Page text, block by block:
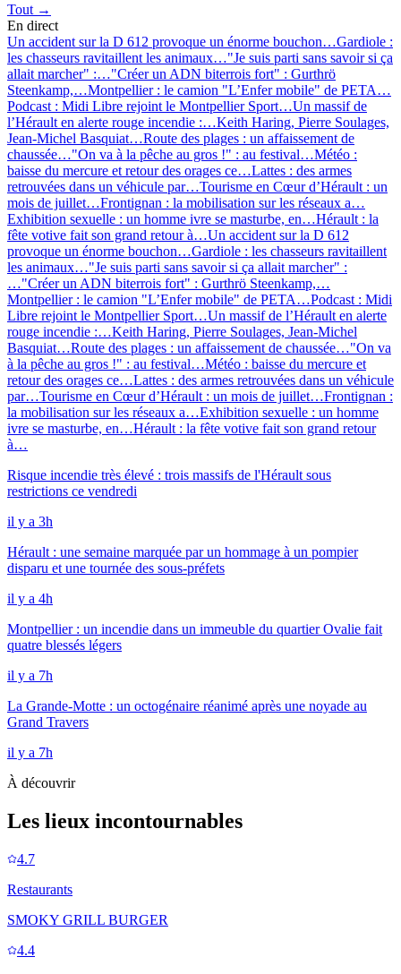
Tout →
En direct
Un accident sur la D 612 provoque un énorme bouchon…Gardiole :
les chasseurs ravitaillent les animaux…"Je suis parti sans savoir si ça
allait marcher" :…"Créer un ADN biterrois fort" : Gurthrö
Steenkamp,…Montpellier : le camion "L’Enfer mobile" de PETA…
Podcast : Midi Libre rejoint le Montpellier Sport…Un massif de
l’Hérault en alerte rouge incendie :…Keith Haring, Pierre Soulages,
Jean-Michel Basquiat…Route des plages : un affaissement de
chaussée…"On va à la pêche au gros !" : au festival…Météo :
baisse du mercure et retour des orages ce…Lattes : des armes
retrouvées dans un véhicule par…Tourisme en Cœur d’Hérault : un
mois de juillet…Frontignan : la mobilisation sur les réseaux a…
Exhibition sexuelle : un homme ivre se masturbe, en…Hérault : la
fête votive fait son grand retour à…Un accident sur la D 612
provoque un énorme bouchon…Gardiole : les chasseurs ravitaillent
les animaux…"Je suis parti sans savoir si ça allait marcher" :
…"Créer un ADN biterrois fort" : Gurthrö Steenkamp,…
Montpellier : le camion "L’Enfer mobile" de PETA…Podcast : Midi
Libre rejoint le Montpellier Sport…Un massif de l’Hérault en alerte
rouge incendie :…Keith Haring, Pierre Soulages, Jean-Michel
Basquiat…Route des plages : un affaissement de chaussée…"On va
à la pêche au gros !" : au festival…Météo : baisse du mercure et
retour des orages ce…Lattes : des armes retrouvées dans un véhicule
par…Tourisme en Cœur d’Hérault : un mois de juillet…Frontignan :
la mobilisation sur les réseaux a…Exhibition sexuelle : un homme
ivre se masturbe, en…Hérault : la fête votive fait son grand retour
à…
Risque incendie très élevé : trois massifs de l'Hérault sous
restrictions ce vendredi
il y a 3h
Hérault : une semaine marquée par un hommage à un pompier
disparu et une tournée des sous-préfets
il y a 4h
Montpellier : un incendie dans un immeuble du quartier Ovalie fait
quatre blessés légers
il y a 7h
La Grande-Motte : un octogénaire réanimé après une noyade au
Grand Travers
il y a 7h
À découvrir
Les lieux incontournables
4.7
Restaurants
SMOKY GRILL BURGER
4.4